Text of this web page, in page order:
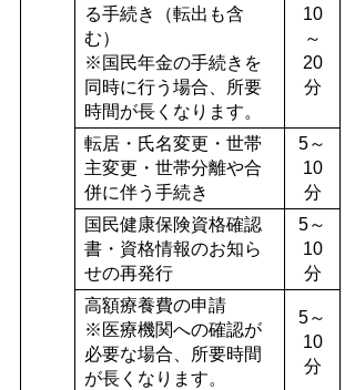
る手続き（転出も含
む）
※国民年金の手続きを
同時に行う場合、所要
時間が長くなります。
10
～
20
分
転居・氏名変更・世帯
主変更・世帯分離や合
併に伴う手続き
5～
10
分
国民健康保険資格確認
書・資格情報のお知ら
せの再発行
5～
10
分
高額療養費の申請
※医療機関への確認が
必要な場合、所要時間
が長くなります。
5～
10
分